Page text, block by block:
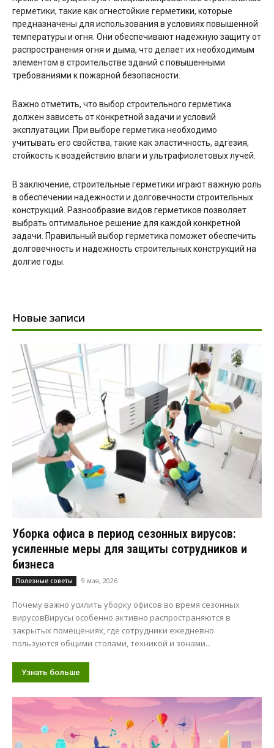
герметики, такие как огнестойкие герметики, которые
предназначены для использования в условиях повышенной
температуры и огня. Они обеспечивают надежную защиту от
распространения огня и дыма, что делает их необходимым
элементом в строительстве зданий с повышенными
требованиями к пожарной безопасности.
Важно отметить, что выбор строительного герметика
должен зависеть от конкретной задачи и условий
эксплуатации. При выборе герметика необходимо
учитывать его свойства, такие как эластичность, адгезия,
стойкость к воздействию влаги и ультрафиолетовых лучей.
В заключение, строительные герметики играют важную роль
в обеспечении надежности и долговечности строительных
конструкций. Разнообразие видов герметиков позволяет
выбрать оптимальное решение для каждой конкретной
задачи. Правильный выбор герметика поможет обеспечить
долговечность и надежность строительных конструкций на
долгие годы.
Новые записи
Уборка офиса в период сезонных вирусов:
усиленные меры для защиты сотрудников и
бизнеса
Полезные советы 9 мая, 2026
Почему важно усилить уборку офисов во время сезонных
вирусовВирусы особенно активно распространяются в
закрытых помещениях, где сотрудники ежедневно
пользуются общими столами, техникой и зонами...
Узнать больше